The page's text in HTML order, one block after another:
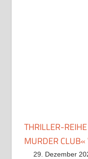
THRILLER-
MURDER CLUB«
29. Dezember